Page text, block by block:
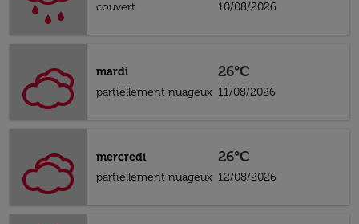
couvert
10/08/2026
mardi
partiellement nuageux
26°C
11/08/2026
mercredi
partiellement nuageux
26°C
12/08/2026